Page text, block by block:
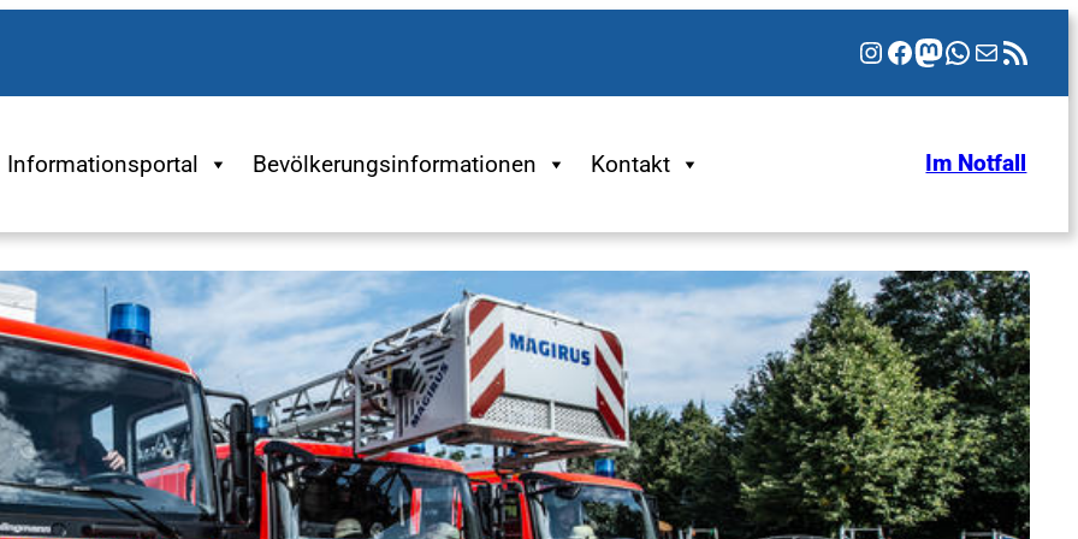
Instagram
Facebook
Mastodon
WhatsApp
E-MailRSS-Feed
Informationsportal Bevölkerungsinformationen Kontakt Im Notfall